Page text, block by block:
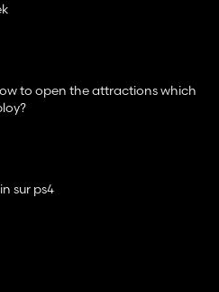
to open the attractions which
sur ps4